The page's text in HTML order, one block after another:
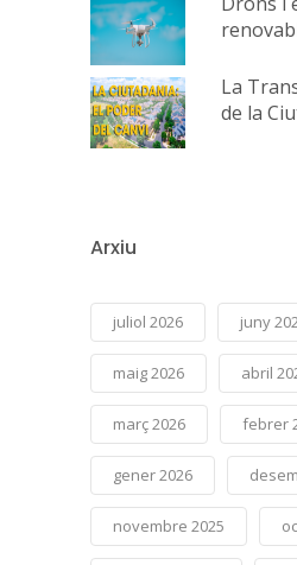
La
de la
Arxiu
juliol 2026 juny
maig 2026 abril
març 2026 febrer
gener 2026
novembre 2025